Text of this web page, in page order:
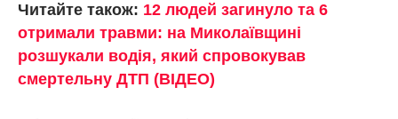
Читайте також: 12 людей загинуло та 6
отримали травми: на Миколаївщині
розшукали водія, який спровокував
смертельну ДТП (ВІДЕО)